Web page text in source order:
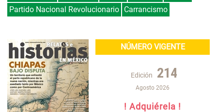
Partido Nacional Revolucionario Carrancismo
NÚMERO VIGENTE
Edición 214
Agosto 2026
! Adquiérela !